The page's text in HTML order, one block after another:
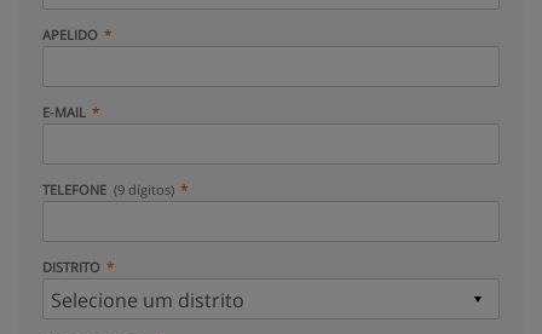
APELIDO
E-MAIL
TELEFONE (9 dígitos)
DISTRITO